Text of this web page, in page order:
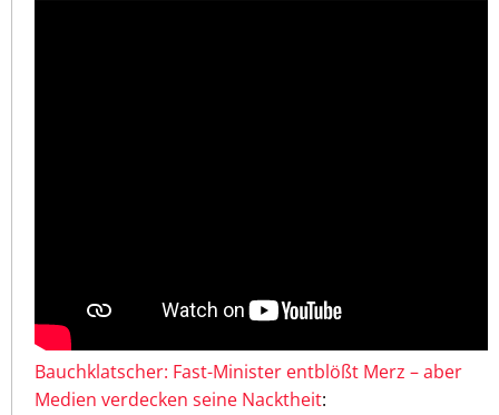
Bauchklatscher: Fast-Minister entblößt Merz – aber
Medien verdecken seine Nacktheit: